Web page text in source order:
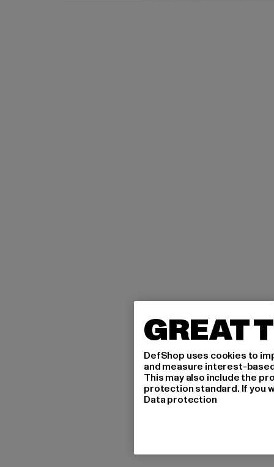
GREAT
DefShop uses cookies to
and measure interest-
This may also include the
protection standard. If you
Data protection